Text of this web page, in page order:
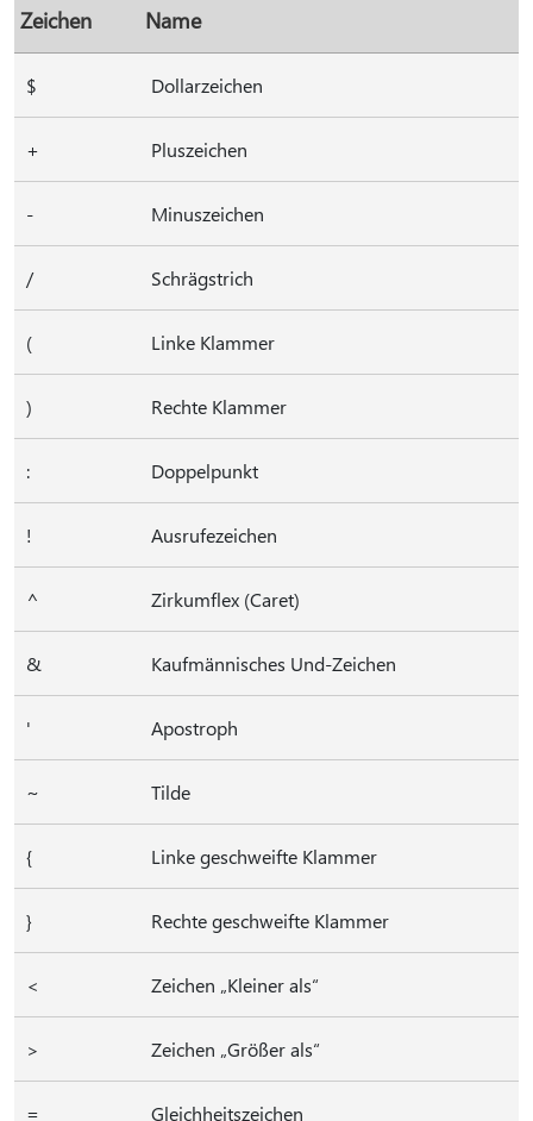
Zeichen Name
$ Dollarzeichen
+ Pluszeichen
- Minuszeichen
/ Schrägstrich
( Linke Klammer
) Rechte Klammer
: Doppelpunkt
! Ausrufezeichen
^ Zirkumflex (Caret)
& Kaufmännisches Und-Zeichen
' Apostroph
~ Tilde
{ Linke geschweifte Klammer
} Rechte geschweifte Klammer
< Zeichen „Kleiner als“
> Zeichen „Größer als“
= Gleichheitszeichen